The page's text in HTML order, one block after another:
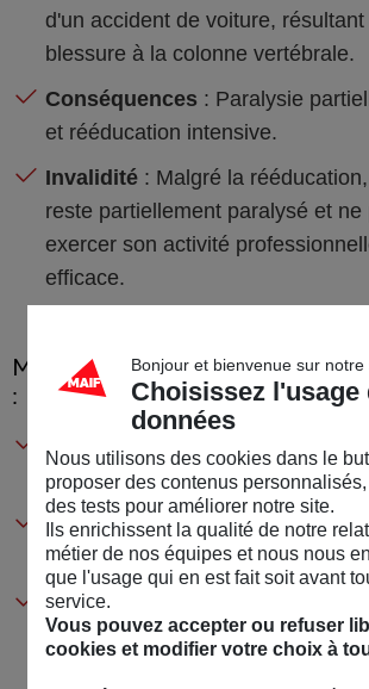
d'un accident de voiture,
blessure à la colonne vertébrale.
Conséquences : Paralysie
et rééducation intensive.
Invalidité : Malgré la
reste partiellement paralysé et ne
exercer son activité
efficace.
Maladie chronique (ex. :
:
Situation
: Un graphiste
sclérose en plaques, une maladie
Conséquences: Fatigue
coordination et de concentration.
Incapacité
rendent difficile pour le graphiste
Bonjour et bienvenue sur notre
Choisissez l'usage
données
Nous utilisons des cookies dans le
proposer des contenus
des tests pour améliorer notre site.
Ils enrichissent la qualité de notre
métier de nos équipes et nous nous
que l'usage qui en est fait soit avant
service.
Vous pouvez accepter ou refuser
cookies et modifier votre choix à